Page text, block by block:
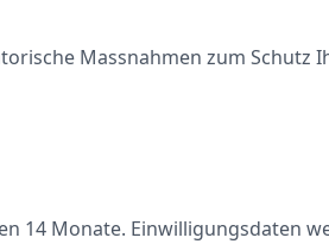
Massnahmen zum Schutz
14 Monate. Einwilligungsdaten